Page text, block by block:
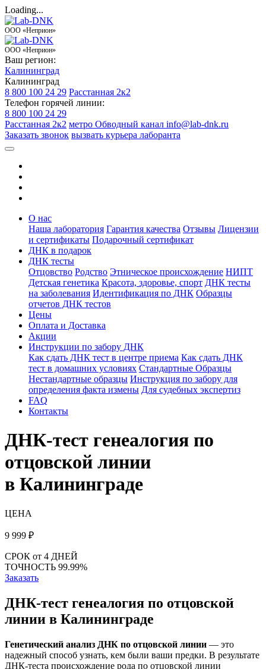
Loading...
ООО «Неприон»
ООО «Неприон»
Ваш регион:
Калининград
Калининград
8 800 100 24 29 Расстанная 2к2
Телефон горячей линии:
8 800 100 24 29
Расстанная 2к2 метро Обводный канал info@lab-dnk.ru
Заказать звонок вызвать курьера лаборанта
О нас
Наша лаборатория Гарантия качества Отзывы Лицензии
и сертификаты Подарочный сертификат
ДНК в подарок
ДНК тесты
Отцовство Родство Этническое происхождение НИПТ
Детская генетика Красота, здоровье, спорт ДНК тесты
на заболевания Идентификация по ДНК Образцы
отчетов ДНК тестов
Цены
Оплата и Доставка
Акции
Инструкции по забору ДНК
Как сдать ДНК тест в центре приема Как сдать ДНК
тест в домашних условиях Стандартные Образцы
Нестандартные образцы Инструкция по забору для
определения факта измены Для судебных экспертиз
FAQ
Контакты
ДНК-тест генеалогия по
отцовской линии
в Калининграде
ЦЕНА
9 999 ₽
СРОК от 4 ДНЕЙ
ТОЧНОСТЬ 99.99%
Заказать
ДНК-тест генеалогия по отцовской
линии в Калининграде
Генетический анализ ДНК по отцовской линии — это
надежный способ узнать, кем были ваши предки. В результате
ДНК-теста происхождение рода по отцовской линии